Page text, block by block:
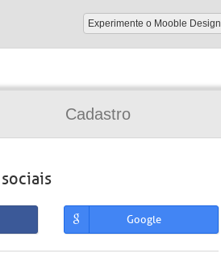
Experimente o Mooble Design
Cadastro
Google